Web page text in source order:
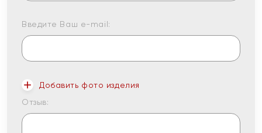
Введите Ваш e-mail:
Добавить фото изделия
Отзыв: